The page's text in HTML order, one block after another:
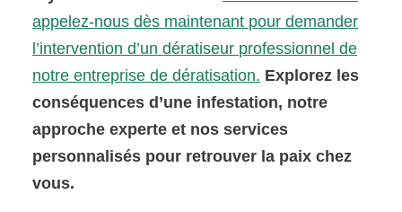
appelez-nous dès maintenant pour demander
l’intervention d’un dératiseur professionnel de
notre entreprise de dératisation. Explorez les
conséquences d’une infestation, notre
approche experte et nos services
personnalisés pour retrouver la paix chez
vous.